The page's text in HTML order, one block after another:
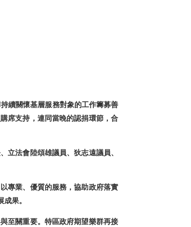
續關懷基層服務對象的工作籌募善
席支持，連同當晚的認捐環節，合
立法會陸頌雄議員、狄志遠議員、
專業、優質的服務，協助政府落實
果。
至關重要。特區政府期望樂群再接